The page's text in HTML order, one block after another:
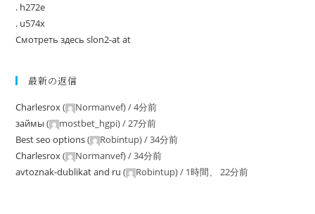
. h272e
. u574x
Смотреть здесь slon2-at at
最新の返信
Charlesrox( Normanvef) /4分前
займы ( mostbet_hgpi) /27分前
Best seo options( Robintup) /34分前
Charlesrox( Normanvef) /34分前
avtoznak-dublikat and ru ( Robintup) / 1時間、 22分前